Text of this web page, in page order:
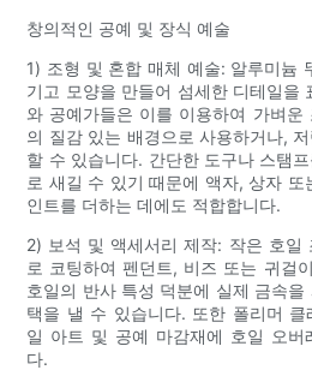
창의적인 공예 및 장식 예술
1) 조형 및 혼합 매체 예술: 알루미늄
기고 모양을 만들어 섬세한 디테일을
와 공예가들은 이를 이용하여 가벼운
의 질감 있는 배경으로 사용하거나,
할 수 있습니다. 간단한 도구나 스탬
로 새길 수 있기 때문에 액자, 상자 또
인트를 더하는 데에도 적합합니다.
2) 보석 및 액세서리 제작: 작은 호일
로 코팅하여 펜던트, 비즈 또는 귀걸
호일의 반사 특성 덕분에 실제 금속
택을 낼 수 있습니다. 또한 폴리머 클
일 아트 및 공예 마감재에 호일 오버
다.